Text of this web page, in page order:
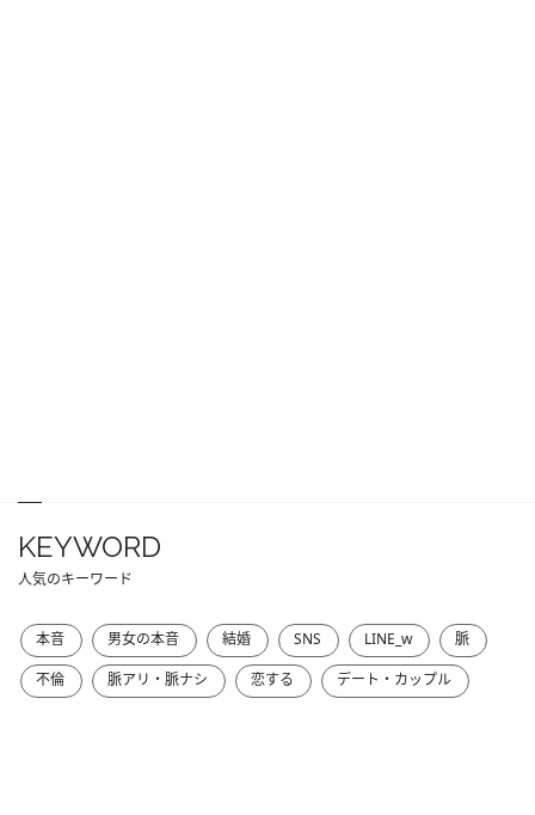
KEYWORD
人気のキーワード
本音 男女の本音 結婚 SNS LINE_w
脈
不倫
脈アリ・脈ナシ 恋する デート・カップル